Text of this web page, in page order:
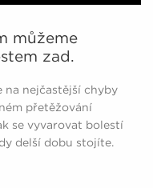
můžeme
zad.
na nejčastější chyby
přetěžování
se vyvarovat bolestí
delší dobu stojíte.